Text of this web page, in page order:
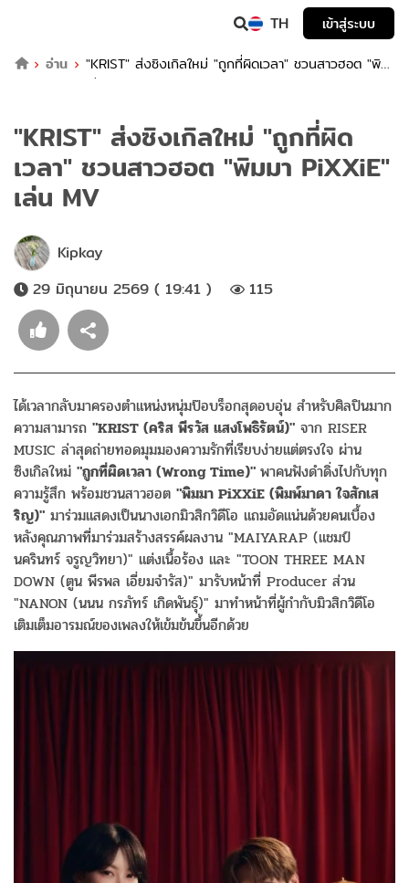
TH
เข้าสู่ระบบ
อ่าน
"KRIST" ส่งซิงเกิลใหม่ "ถูกที่ผิดเวลา" ชวนสาวฮอต "พิม
มา PiXXiE" เล่น MV
"KRIST" ส่งซิงเกิลใหม่ "ถูกที่ผิด
เวลา" ชวนสาวฮอต "พิมมา PiXXiE"
เล่น MV
Kipkay
29 มิถุนายน 2569 ( 19:41 )
115
ได้เวลากลับมาครองตำแหน่งหนุ่มป๊อบร็อกสุดอบอุ่น สำหรับศิลปินมาก
ความสามารถ "KRIST (คริส พีรวัส แสงโพธิรัตน์)" จาก RISER
MUSIC ล่าสุดถ่ายทอดมุมมองความรักที่เรียบง่ายแต่ตรงใจ ผ่าน
ซิงเกิลใหม่ "ถูกที่ผิดเวลา (Wrong Time)" พาคนฟังดำดิ่งไปกับทุก
ความรู้สึก พร้อมชวนสาวฮอต "พิมมา PiXXiE (พิมพ์มาดา ใจสักเส
ริญ)" มาร่วมแสดงเป็นนางเอกมิวสิกวิดีโอ แถมอัดแน่นด้วยคนเบื้อง
หลังคุณภาพที่มาร่วมสร้างสรรค์ผลงาน "MAIYARAP (แชมป์
นครินทร์ จรูญวิทยา)" แต่งเนื้อร้อง และ "TOON THREE MAN
DOWN (ตูน พีรพล เอี่ยมจำรัส)" มารับหน้าที่ Producer ส่วน
"NANON (นนน กรภัทร์ เกิดพันธุ์)" มาทำหน้าที่ผู้กำกับมิวสิกวิดีโอ
เติมเต็มอารมณ์ของเพลงให้เข้มข้นขึ้นอีกด้วย